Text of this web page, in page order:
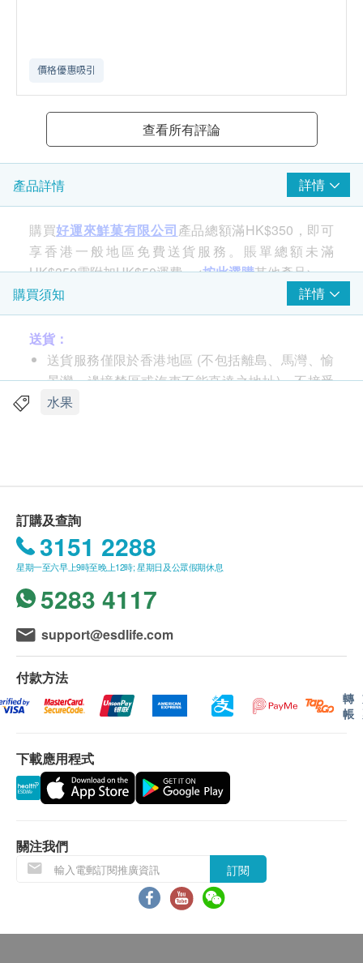
價格優惠吸引
查看所有評論
產品詳情 詳情
購買好運來鮮菓有限公司產品總額滿HK$350，即可
享香港一般地區免費送貨服務。賬單總額未滿
HK$350需附加HK$50運費。<按此選購其他產品>
產地：菲律賓
品種：香蕉
重量
每袋：5隻
購買須知 詳情
送貨：
送貨服務僅限於香港地區 (不包括離島、馬灣、愉
景灣、邊境禁區或汽車不能直達之地址)，不接受
郵政信箱地址
離島區 : 大嶼山(除東涌)、坪洲、喜靈洲、南丫
島、蒲台島、長洲、昂坪、馬灣、愉景灣、香港國
際機場等
西貢區 : 西貢市中心、白沙灣、西貢離島等
以及所有禁區, 口岸區, 迪士尼, 海洋公園, 村屋及低
密度住宅區
一般條款 :
商品會於訂單確認付款後 3-5 個工作天內送出，送
貨時間會於確認訂單時提供。
活節)而有所影響。
當八號烈風訊號懸掛或黑色暴雨警告生效時，送貨
服務時間將會延遲。
有限公司可再次安排送貨服務，但顧客必須再支付
運費及行政費HK$150 及特別地區附加費用(如適
所有訂單須視乎相關貨品的供應情況再作最後確
水果
訂購及查詢
3151 2288
星期一至六早上9時至晚上12時; 星期日及公眾假期休息
5283 4117
support@esdlife.com
付款方法
轉
帳
下載應用程式
關注我們
訂閱